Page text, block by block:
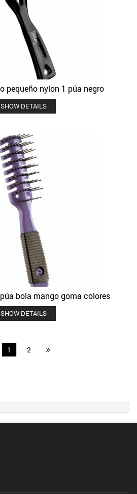
pequeño nylon 1 púa negro
SHOW DETAILS
bola mango goma colores
SHOW DETAILS
1 2